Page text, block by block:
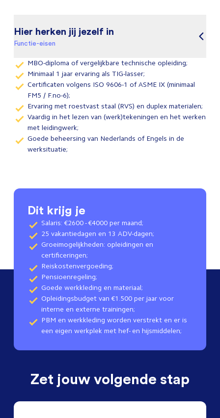
Hier herken jij jezelf in
Functie-eisen
MBO-diploma of vergelijkbare technische opleiding;
Minimaal 1 jaar ervaring als TIG-lasser;
Certificaten volgens ISO 9606-1 of ASME IX (minimaal
FM5 / F.no-6);
Ervaring met roestvast staal (RVS) en duplex materialen;
Vaardig in het lezen van (werk)tekeningen en het werken
met leidingwerk;
Goede beheersing van Nederlands of Engels in de
werksituatie;
Dit krijg je
Salaris: €2600 - €4000 per maand;
25 vakantiedagen en 13 ADV-dagen;
Groeimogelijkheden: opleidingen en
certificeringen;
Reiskostenvergoeding;
Pensioenregeling;
Goede werkkleding en materiaal;
Opleidingsbudget van €1.500 per jaar voor
interne en externe trainingen;
PBM en werkkleding worden verstrekt en er is
een eigen werkplek met hef- en hijsmiddelen;
Zet jouw volgende stap